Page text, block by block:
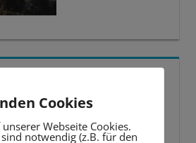
Cookies
Webseite Cookies.
notwendig (z.B. für den